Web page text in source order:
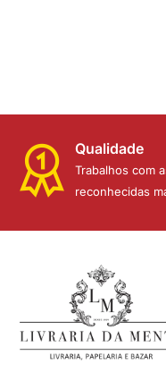
Qualidade
Trabalhos com
reconhecidas